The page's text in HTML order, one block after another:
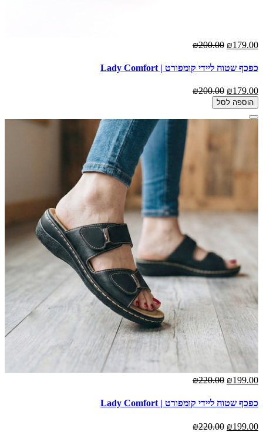
₪179.00
₪200.00
כפכף שטוח ליידי קומפורט | Lady Comfort
₪179.00
₪200.00
הוספה לסל
₪199.00
₪220.00
כפכף שטוח ליידי קומפורט | Lady Comfort
₪199.00
₪220.00